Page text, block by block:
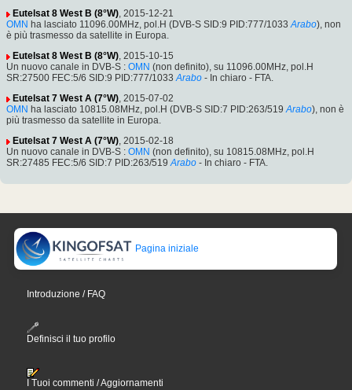
Eutelsat 8 West B (8°W), 2015-12-21
OMN ha lasciato 11096.00MHz, pol.H (DVB-S SID:9 PID:777/1033 Arabo), non
è più trasmesso da satellite in Europa.
Eutelsat 8 West B (8°W), 2015-10-15
Un nuovo canale in DVB-S : OMN (non definito), su 11096.00MHz, pol.H
SR:27500 FEC:5/6 SID:9 PID:777/1033 Arabo - In chiaro - FTA.
Eutelsat 7 West A (7°W), 2015-07-02
OMN ha lasciato 10815.08MHz, pol.H (DVB-S SID:7 PID:263/519 Arabo), non è
più trasmesso da satellite in Europa.
Eutelsat 7 West A (7°W), 2015-02-18
Un nuovo canale in DVB-S : OMN (non definito), su 10815.08MHz, pol.H
SR:27485 FEC:5/6 SID:7 PID:263/519 Arabo - In chiaro - FTA.
Pagina iniziale
Introduzione / FAQ
Definisci il tuo profilo
I Tuoi commenti / Aggiornamenti